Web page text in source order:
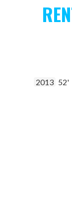
2013 52'